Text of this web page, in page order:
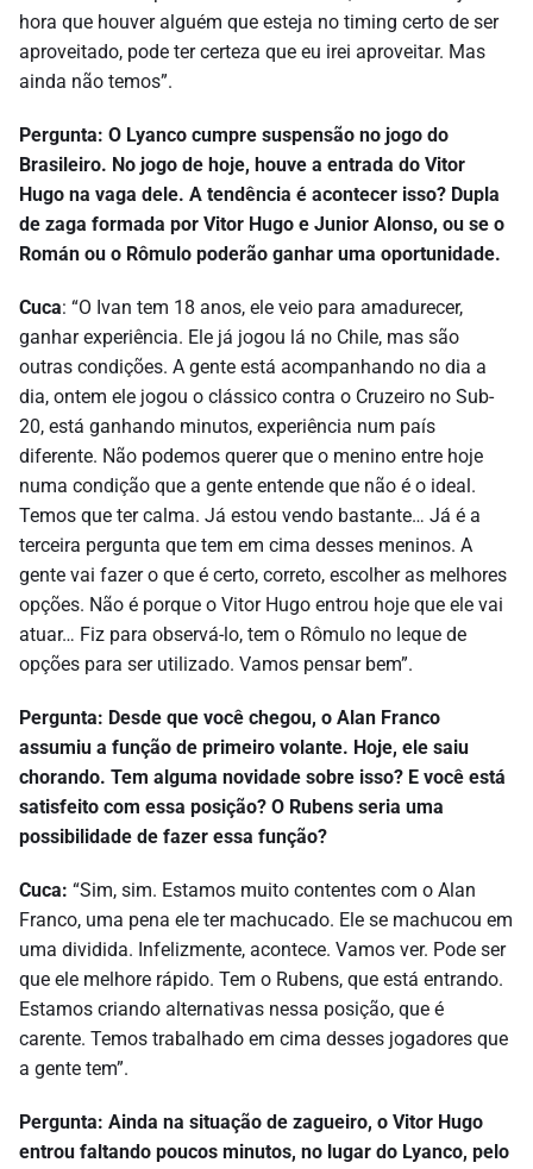
hora que houver alguém que esteja no timing certo de ser
aproveitado, pode ter certeza que eu irei aproveitar. Mas
ainda não temos”.
Pergunta: O Lyanco cumpre suspensão no jogo do
Brasileiro. No jogo de hoje, houve a entrada do Vitor
Hugo na vaga dele. A tendência é acontecer isso? Dupla
de zaga formada por Vitor Hugo e Junior Alonso, ou se o
Román ou o Rômulo poderão ganhar uma oportunidade.
Cuca: “O Ivan tem 18 anos, ele veio para amadurecer,
ganhar experiência. Ele já jogou lá no Chile, mas são
outras condições. A gente está acompanhando no dia a
dia, ontem ele jogou o clássico contra o Cruzeiro no Sub-
20, está ganhando minutos, experiência num país
diferente. Não podemos querer que o menino entre hoje
numa condição que a gente entende que não é o ideal.
Temos que ter calma. Já estou vendo bastante… Já é a
terceira pergunta que tem em cima desses meninos. A
gente vai fazer o que é certo, correto, escolher as melhores
opções. Não é porque o Vitor Hugo entrou hoje que ele vai
atuar… Fiz para observá-lo, tem o Rômulo no leque de
opções para ser utilizado. Vamos pensar bem”.
Pergunta: Desde que você chegou, o Alan Franco
assumiu a função de primeiro volante. Hoje, ele saiu
chorando. Tem alguma novidade sobre isso? E você está
satisfeito com essa posição? O Rubens seria uma
possibilidade de fazer essa função?
Cuca: “Sim, sim. Estamos muito contentes com o Alan
Franco, uma pena ele ter machucado. Ele se machucou em
uma dividida. Infelizmente, acontece. Vamos ver. Pode ser
que ele melhore rápido. Tem o Rubens, que está entrando.
Estamos criando alternativas nessa posição, que é
carente. Temos trabalhado em cima desses jogadores que
a gente tem”.
Pergunta: Ainda na situação de zagueiro, o Vitor Hugo
entrou faltando poucos minutos, no lugar do Lyanco, pelo